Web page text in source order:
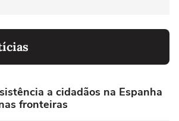
a cidadãos na Espanha
fronteiras